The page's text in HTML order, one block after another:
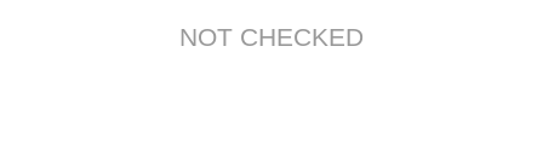
NOT CHECKED